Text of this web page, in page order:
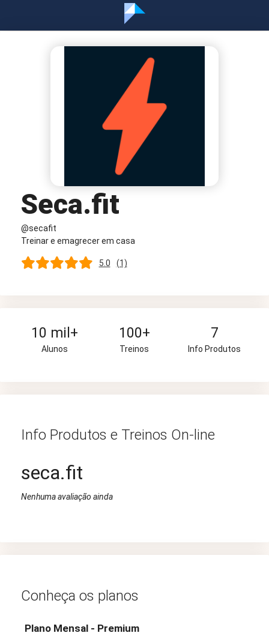
Seca.fit
@secafit
Treinar e emagrecer em casa
5.0 (1)
10 mil+
Alunos
100+
Treinos
7
Info Produtos
Info Produtos e Treinos On-line
seca.fit
Nenhuma avaliação ainda
Conheça os planos
Plano Mensal - Premium